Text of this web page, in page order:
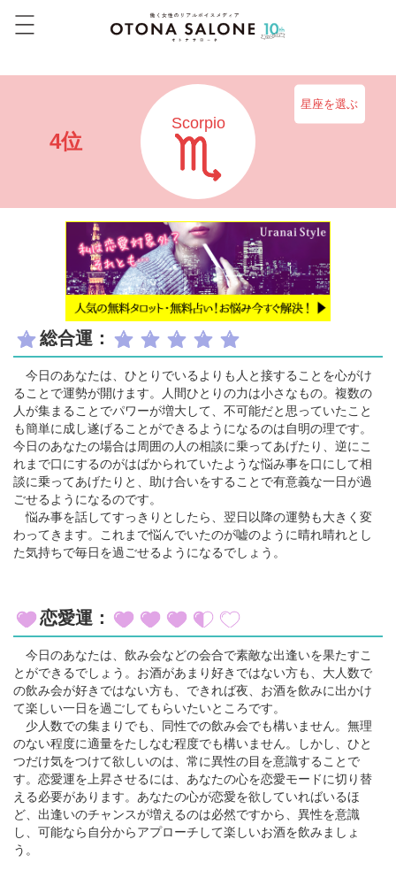
4位
Scorpio
星座を選ぶ
総合運：
今日のあなたは、ひとりでいるよりも人と接することを心がけ
ることで運勢が開けます。人間ひとりの力は小さなもの。複数の
人が集まることでパワーが増大して、不可能だと思っていたこと
も簡単に成し遂げることができるようになるのは自明の理です。
今日のあなたの場合は周囲の人の相談に乗ってあげたり、逆にこ
れまで口にするのがはばかられていたような悩み事を口にして相
談に乗ってあげたりと、助け合いをすることで有意義な一日が過
ごせるようになるのです。
悩み事を話してすっきりとしたら、翌日以降の運勢も大きく変
わってきます。これまで悩んでいたのが嘘のように晴れ晴れとし
た気持ちで毎日を過ごせるようになるでしょう。
恋愛運：
今日のあなたは、飲み会などの会合で素敵な出逢いを果たすこ
とができるでしょう。お酒があまり好きではない方も、大人数で
の飲み会が好きではない方も、できれば夜、お酒を飲みに出かけ
て楽しい一日を過ごしてもらいたいところです。
少人数での集まりでも、同性での飲み会でも構いません。無理
のない程度に適量をたしなむ程度でも構いません。しかし、ひと
つだけ気をつけて欲しいのは、常に異性の目を意識することで
す。恋愛運を上昇させるには、あなたの心を恋愛モードに切り替
える必要があります。あなたの心が恋愛を欲していればいるほ
ど、出逢いのチャンスが増えるのは必然ですから、異性を意識
し、可能なら自分からアプローチして楽しいお酒を飲みましょ
う。